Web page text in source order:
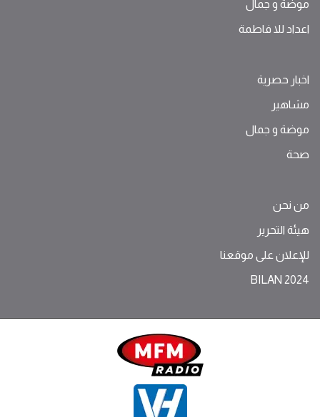
موضة ‫و‬ ‫‬‫جمال‬
اعداد للا فاطمة
اخبار حصرية
مشاهير
موضة ‫و‬ ‫‬‫جمال‬
صحة
من نحن
هيئة التحرير
للإعلان على موقعنا
BILAN 2024